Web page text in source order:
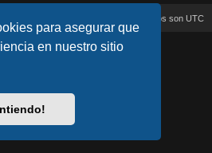
para asegurar que
en nuestro sitio
Todos los horarios son UTC
created by Melvin García
español porphpBB España
| Condiciones